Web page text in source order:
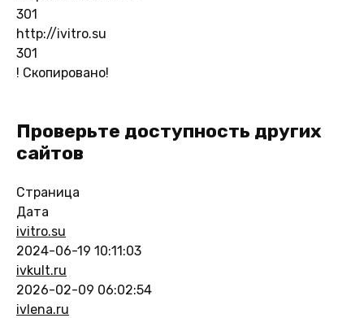
301
http://ivitro.su
301
! Скопировано!
Проверьте доступность других
сайтов
Страница
Дата
ivitro.su
2024-06-19 10:11:03
ivkult.ru
2026-02-09 06:02:54
ivlena.ru